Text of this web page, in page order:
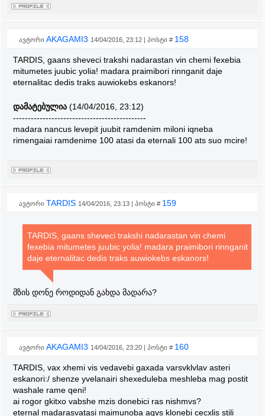
ავტორი AKAGAMI3 14/04/2016, 23:12 | პოსტი # 158
TARDIS, gaans sheveci trakshi nadarastan vin chemi fexebia
mitumetes juubic yolia! madara praimibori rinnganit daje
eternalitac dedis traks auwiokebs eskanors!
დამატებულია (14/04/2016, 23:12)
---------------------------------------------
madara nancus levepit juubit ramdenim miloni iqneba
rimengaiai ramdenime 100 atasi da eternali 100 ats suo mcire!
ავტორი TARDIS 14/04/2016, 23:13 | პოსტი # 159
TARDIS, gaans sheveci trakshi nadarastan vin chemi
fexebia mitumetes juubic yolia! madara praimibori rinnganit
daje eternalitac dedis traks auwiokebs eskanors!
მზის დონე როდიდან გახდა მადარა?
ავტორი AKAGAMI3 14/04/2016, 23:20 | პოსტი # 160
TARDIS, vax xhemi vis vedavebi gaxada varsvklvlav asteri
eskanori:/ shenze yvelanairi shexeduleba meshleba mag postit
washale rame qeni!
ai rogor gkitxo vabshe mzis donebici ras nishmvs?
eternal madarasvatasi maimunoba aqvs klonebi cecxlis stili